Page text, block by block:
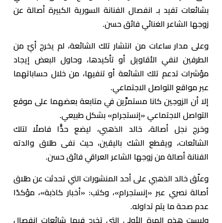
بشائعات تفيد بـ انفصال الفنانة السورية الكبيرة أصالة عن
زوجها الشاعر الغنائي فائق حسن.
وعلى مدار ساعات من انتشار تلك الشائعة، لم يخرج أيّ من
الطرفين لنفي الأقاويل أو تأكيدها، وحاول البعض إيجاد
مؤشرات تدعم تلك الشائعة أو تنفيها، من خلال حساباتهما
عبر مواقع التواصل الاجتماعي.
إلا أن الزوجين كانا مستمرَّين في متابعة بعضهما على موقع
التواصل الاجتماعي «إنستجرام» بشكل طبيعي.
وخرج نجل أصالة، خالد الذهبي، ليضع حدًّا فاصلًا لتلك
الشائعات، ويقطع الشك باليقين، حيث نفى طلاق والدته
الفنانة أصالة من زوجها الشاعر العراقي فائق حسن.
وعلّق خالد الذهبي على أحد المنشورات التي تحدثت عن طلاق
أصالة نصري عبر «إنستجرام»، وكتب: «أخبار كاذبة»، مؤكدًا
عدم صحة ما يتم تداوله.
وليست هذه المرة الأولى التي تخرج فيها شائعات انفصال